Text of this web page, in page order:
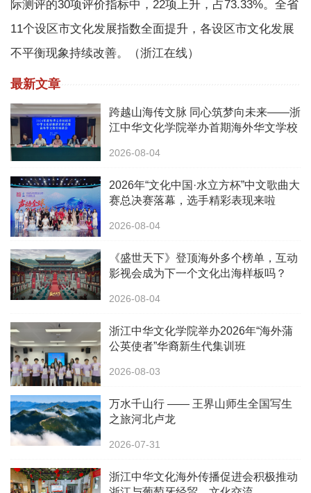
际测评的30项评价指标中，22项上升，占73.33%。全省
11个设区市文化发展指数全面提升，各设区市文化发展
不平衡现象持续改善。（浙江在线）
最新文章
跨越山海传文脉 同心筑梦向未来——浙
江中华文化学院举办首期海外华文学校
2026-08-04
2026年“文化中国·水立方杯”中文歌曲大
赛总决赛落幕，选手精彩表现来啦
2026-08-04
《盛世天下》登顶海外多个榜单，互动
影视会成为下一个文化出海样板吗？
2026-08-04
浙江中华文化学院举办2026年“海外蒲
公英使者”华裔新生代集训班
2026-08-03
万水千山行 —— 王界山师生全国写生
之旅河北卢龙
2026-07-31
浙江中华文化海外传播促进会积极推动